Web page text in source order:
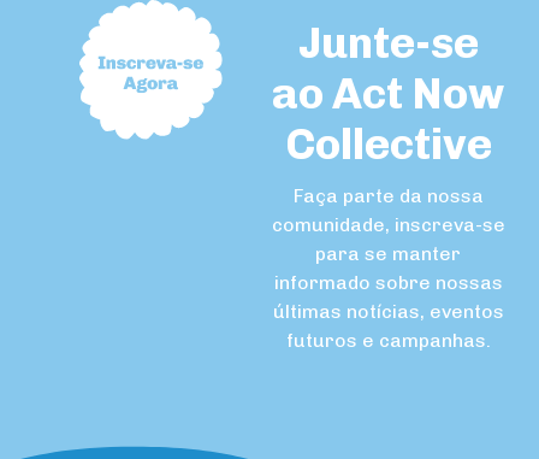
Junte-se
ao Act Now
Collective
Faça parte da nossa
comunidade, inscreva-se
para se manter
informado sobre nossas
últimas notícias, eventos
futuros e campanhas.